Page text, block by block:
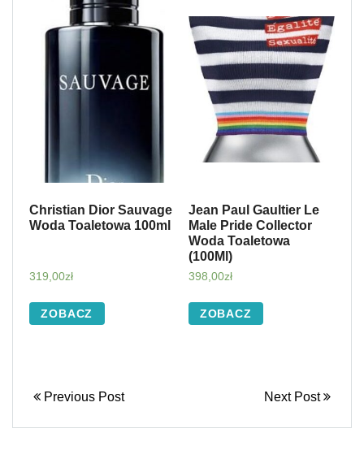
Christian Dior Sauvage
Woda Toaletowa 100ml
319,00zł
ZOBACZ
Jean Paul Gaultier Le
Male Pride Collector
Woda Toaletowa
(100Ml)
398,00zł
ZOBACZ
Previous Post Next Post